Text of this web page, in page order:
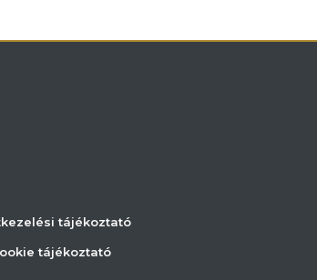
tájékoztató
tájékoztató